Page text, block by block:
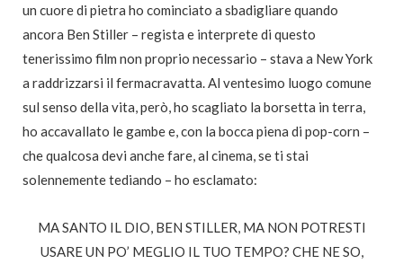
un cuore di pietra ho cominciato a sbadigliare quando
ancora Ben Stiller – regista e interprete di questo
tenerissimo film non proprio necessario – stava a New York
a raddrizzarsi il fermacravatta. Al ventesimo luogo comune
sul senso della vita, però, ho scagliato la borsetta in terra,
ho accavallato le gambe e, con la bocca piena di pop-corn –
che qualcosa devi anche fare, al cinema, se ti stai
solennemente tediando – ho esclamato:
MA SANTO IL DIO, BEN STILLER, MA NON POTRESTI
USARE UN PO’ MEGLIO IL TUO TEMPO? CHE NE SO,